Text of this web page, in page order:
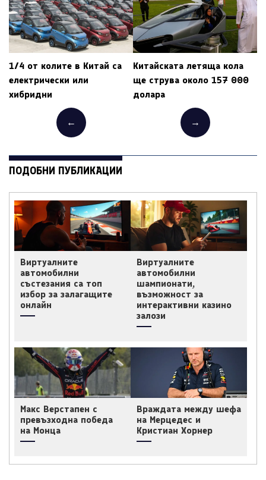
1/4 от колите в Китай са
електрически или
хибридни
←
Китайската летяща кола
ще струва около 157 000
долара
→
ПОДОБНИ ПУБЛИКАЦИИ
Виртуалните
автомобилни
състезания са топ
избор за залагащите
онлайн
Виртуалните
автомобилни
шампионати,
възможност за
интерактивни казино
залози
Макс Верстапен с
превъзходна победа
на Монца
Враждата между шефа
на Мерцедес и
Кристиан Хорнер